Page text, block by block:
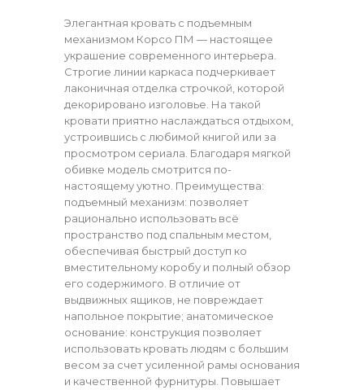
Элегантная кровать с подъемным
механизмом Корсо ПМ — настоящее
украшение современного интерьера.
Строгие линии каркаса подчеркивает
лаконичная отделка строчкой, которой
декорировано изголовье. На такой
кровати приятно наслаждаться отдыхом,
устроившись с любимой книгой или за
просмотром сериала. Благодаря мягкой
обивке модель смотрится по-
настоящему уютно. Преимущества:
подъемный механизм: позволяет
рационально использовать всё
пространство под спальным местом,
обеспечивая быстрый доступ ко
вместительному коробу и полный обзор
его содержимого. В отличие от
выдвижных ящиков, не повреждает
напольное покрытие; анатомическое
основание: конструкция позволяет
использовать кровать людям с большим
весом за счет усиленной рамы основания
и качественной фурнитуры. Повышает